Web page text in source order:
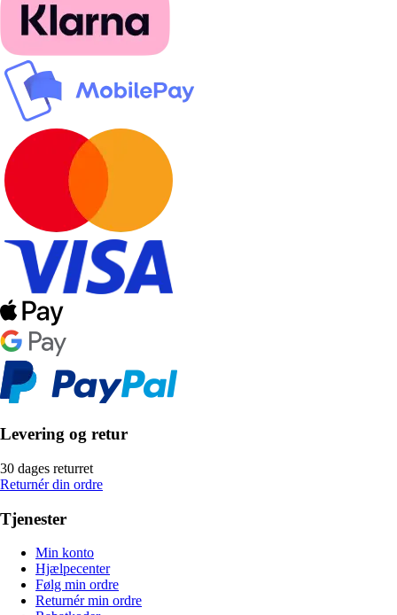
Levering og retur
30 dages returret
Returnér din ordre
Tjenester
Min konto
Hjælpecenter
Følg min ordre
Returnér min ordre